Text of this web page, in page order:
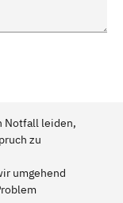
Notfall leiden,
zu
umgehend